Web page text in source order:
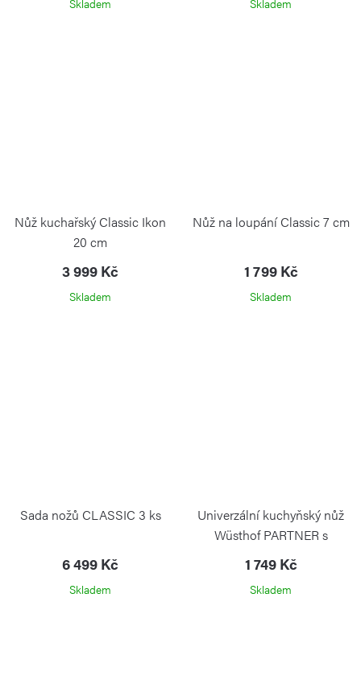
Nůž kuchařský Classic Ikon
20 cm
3 999 Kč
Skladem
Nůž na loupání Classic 7 cm
1 799 Kč
Skladem
Sada nožů CLASSIC 3 ks
6 499 Kč
Skladem
Univerzální kuchyňský nůž
Wüsthof PARTNER s
vlnkovaným ostřím 14cm GP
1 749 Kč
Skladem